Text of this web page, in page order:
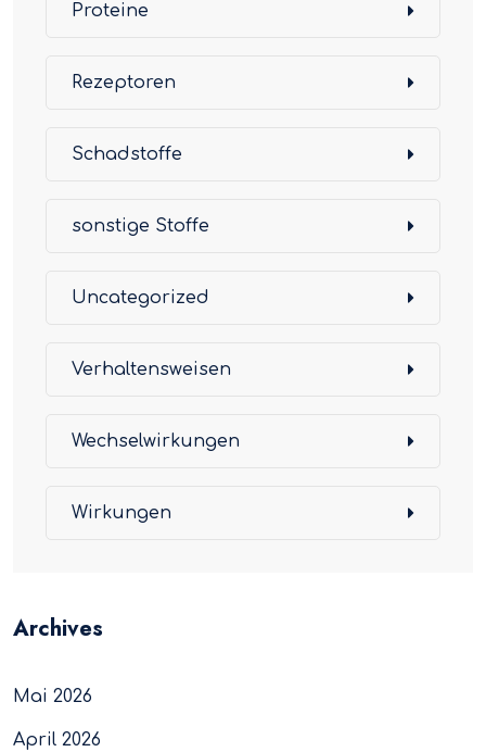
Proteine
Rezeptoren
Schadstoffe
sonstige Stoffe
Uncategorized
Verhaltensweisen
Wechselwirkungen
Wirkungen
Archives
Mai 2026
April 2026